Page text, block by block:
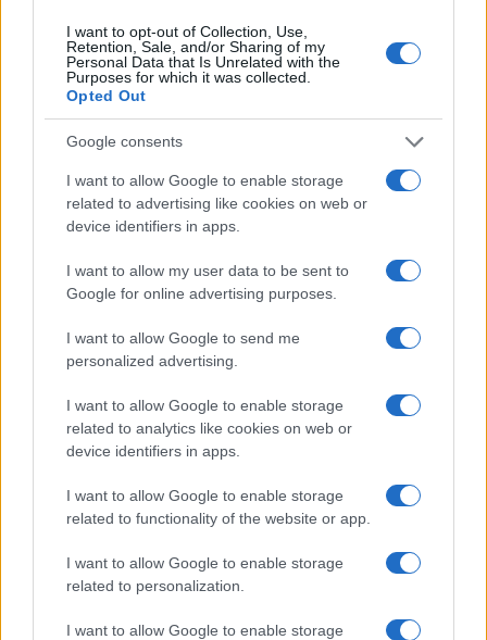
I want to opt-out of Collection, Use,
Retention, Sale, and/or Sharing of my
Personal Data that Is Unrelated with the
Purposes for which it was collected.
Opted Out
Google consents
I want to allow Google to enable storage
related to advertising like cookies on web or
device identifiers in apps.
I want to allow my user data to be sent to
Google for online advertising purposes.
I want to allow Google to send me
personalized advertising.
I want to allow Google to enable storage
related to analytics like cookies on web or
device identifiers in apps.
I want to allow Google to enable storage
related to functionality of the website or app.
I want to allow Google to enable storage
related to personalization.
I want to allow Google to enable storage
Redacción Viajar365.com
Sigue leyendo